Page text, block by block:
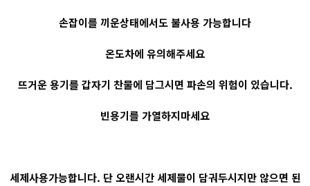
손잡이를 끼운상태에서도 불사용 가능합니다
온도차에 유의해주세요
뜨거운 용기를 갑자기 찬물에 담그시면 파손의 위험이 있습니다.
빈용기를 가열하지마세요
세제사용가능합니다. 단 오랜시간 세제물이 담궈두시지만 않으면 된